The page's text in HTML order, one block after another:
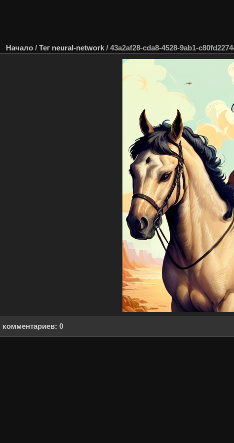
Начало / Тег neural-network / 43a2af28-cda8-4528-9ab1-
комментариев: 0